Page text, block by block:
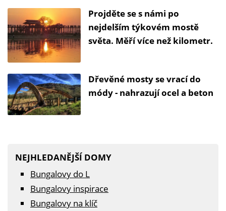
Projděte se s námi po
nejdelším týkovém mostě
světa. Měří více než kilometr.
Dřevěné mosty se vrací do
módy - nahrazují ocel a beton
NEJHLEDANĚJŠÍ DOMY
Bungalovy do L
Bungalovy inspirace
Bungalovy na klíč